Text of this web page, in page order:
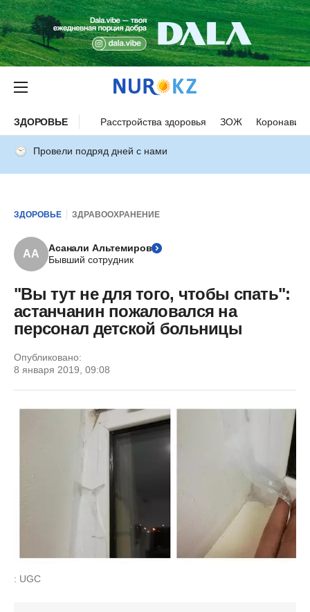
ЗДОРОВЬЕ Расстройства здоровья ЗОЖ
Провели подряд дней с нами
ЗДОРОВЬЕ ЗДРАВООХРАНЕНИЕ
АА
Асанали Альтемиров
Бывший сотрудник
"Вы тут не для того, чтобы спать":
астанчанин пожаловался на
персонал детской больницы
Опубликовано:
8 января 2019, 09:08
: UGC